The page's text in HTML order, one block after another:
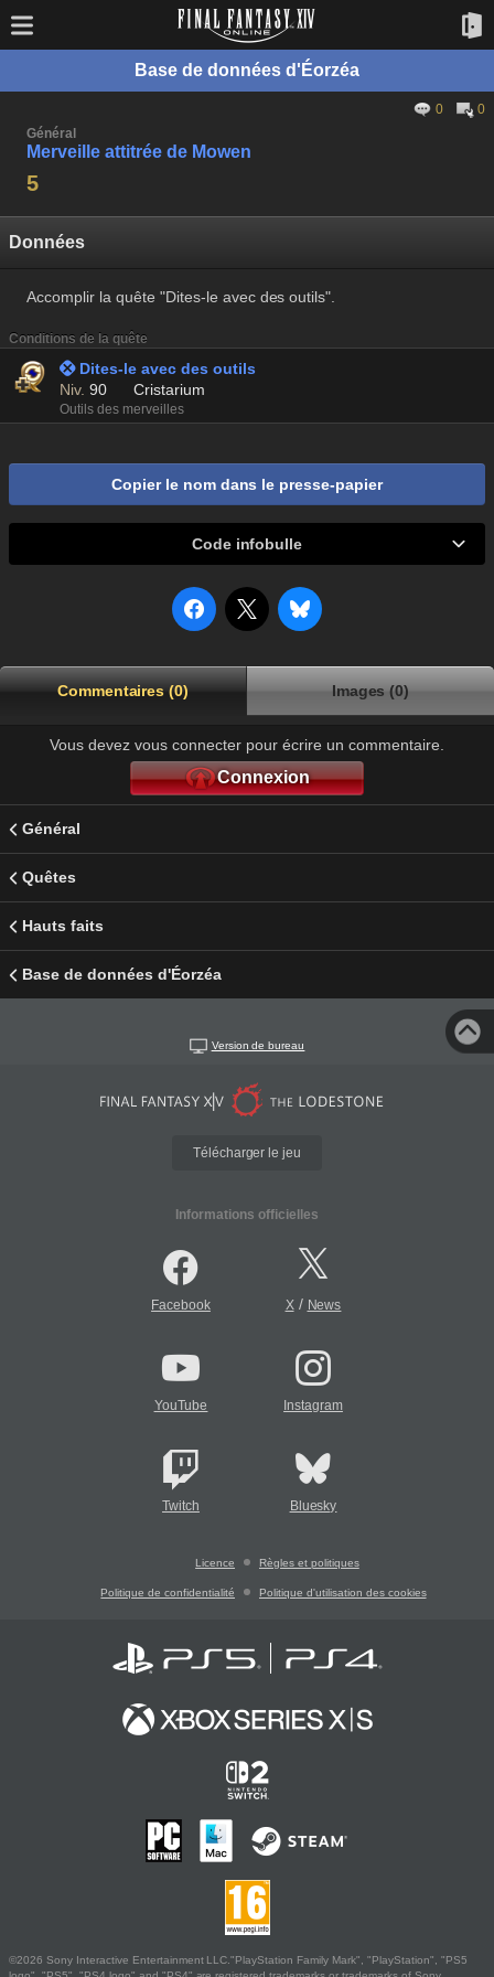
Base de données d'Éorzéa
0
0
Général
Merveille attitrée de Mowen
5
Données
Accomplir la quête "Dites-le avec des outils".
Conditions de la quête
 Dites-le avec des outils
Niv. 90 Cristarium
Outils des merveilles
Copier le nom dans le presse-papier
Code infobulle
Commentaires (0) Images (0)
Vous devez vous connecter pour écrire un commentaire.
Connexion
Général
Quêtes
Hauts faits
Base de données d'Éorzéa
Version de bureau
Télécharger le jeu
Informations officielles
Facebook X/ News
YouTube Instagram
Twitch Bluesky
Licence Règles et politiques
Politique de confidentialité Politique d'utilisation des cookies
©2026 Sony Interactive Entertainment LLC."PlayStation Family Mark", "PlayStation", "PS5